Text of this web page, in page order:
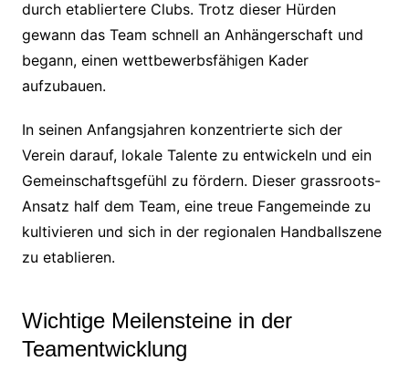
durch etabliertere Clubs. Trotz dieser Hürden
gewann das Team schnell an Anhängerschaft und
begann, einen wettbewerbsfähigen Kader
aufzubauen.
In seinen Anfangsjahren konzentrierte sich der
Verein darauf, lokale Talente zu entwickeln und ein
Gemeinschaftsgefühl zu fördern. Dieser grassroots-
Ansatz half dem Team, eine treue Fangemeinde zu
kultivieren und sich in der regionalen Handballszene
zu etablieren.
Wichtige Meilensteine in der
Teamentwicklung